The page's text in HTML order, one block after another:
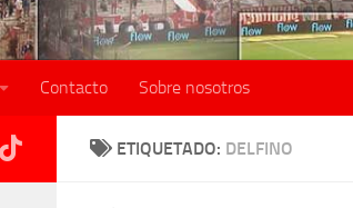
Contacto Sobre nosotros
ETIQUETADO: DELFINO